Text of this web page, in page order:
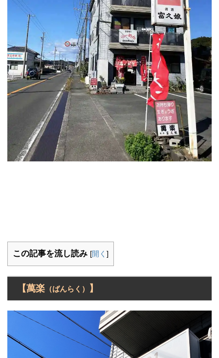
この記事を流し読み [開く ]
【萬楽 （ばんらく） 】